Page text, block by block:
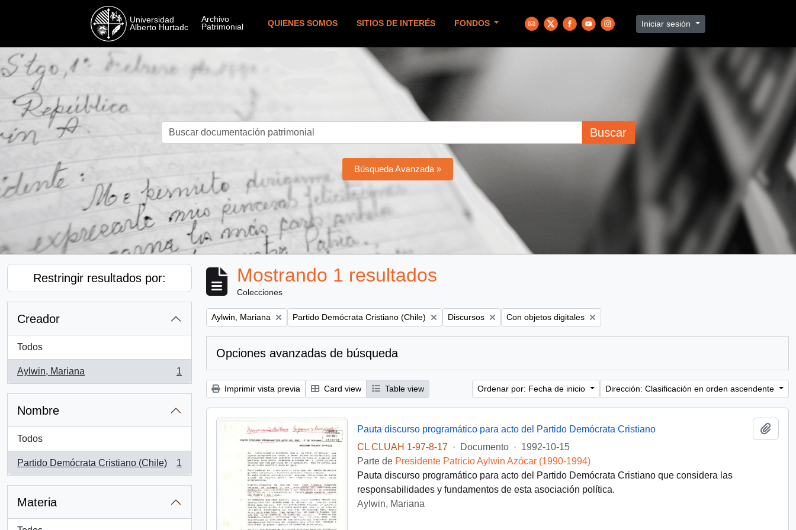
QUIENES SOMOS SITIOS DE INTERÉS FONDOS Iniciar sesión
Buscar
Búsqueda Avanzada »
Restringir resultados por:
Creador
Todos
Aylwin, Mariana
, 1 resultados
1
Nombre
Todos
Partido Demócrata Cristiano (Chile)
, 1 resultados
1
Materia
Mostrando 1 resultados
Colecciones
Remove filter:
Aylwin, Mariana Remove filter:
Partido Demócrata Cristiano (Chile) Remove filter:
Discursos Remove filter:
Con objetos digitales
Opciones avanzadas de búsqueda
Imprimir vista previa Card view Table view Ordenar por: Fecha de inicio Dirección: Clasificación en orden ascendente
Pauta discurso programático para acto del Partido Demócrata Cristiano
CL CLUAH 1-97-8-17
· Documento · 1992-10-15
Parte de Presidente Patricio Aylwin Azócar (1990-1994)
Pauta discurso programático para acto del Partido Demócrata Cristiano que considera las
responsabilidades y fundamentos de esta asociación política.
Aylwin, Mariana